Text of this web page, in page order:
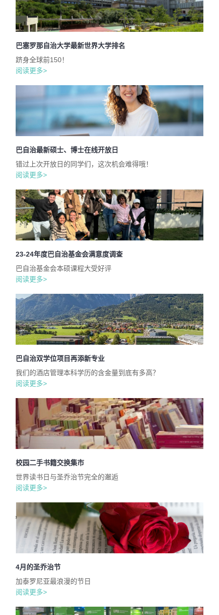
巴塞罗那自治大学最新世界大学排名
跻身全球前150！
阅读更多>
巴自治最新硕士、博士在线开放日
错过上次开放日的同学们，这次机会难得哦！
阅读更多>
23-24年度巴自治基金会满意度调查
巴自治基金会本硕课程大受好评
阅读更多>
巴自治双学位项目再添新专业
我们的酒店管理本科学历的含金量到底有多高？
阅读更多>
校园二手书籍交换集市
世界读书日与圣乔治节完全的邂逅
阅读更多>
4月的圣乔治节
加泰罗尼亚最浪漫的节日
阅读更多>